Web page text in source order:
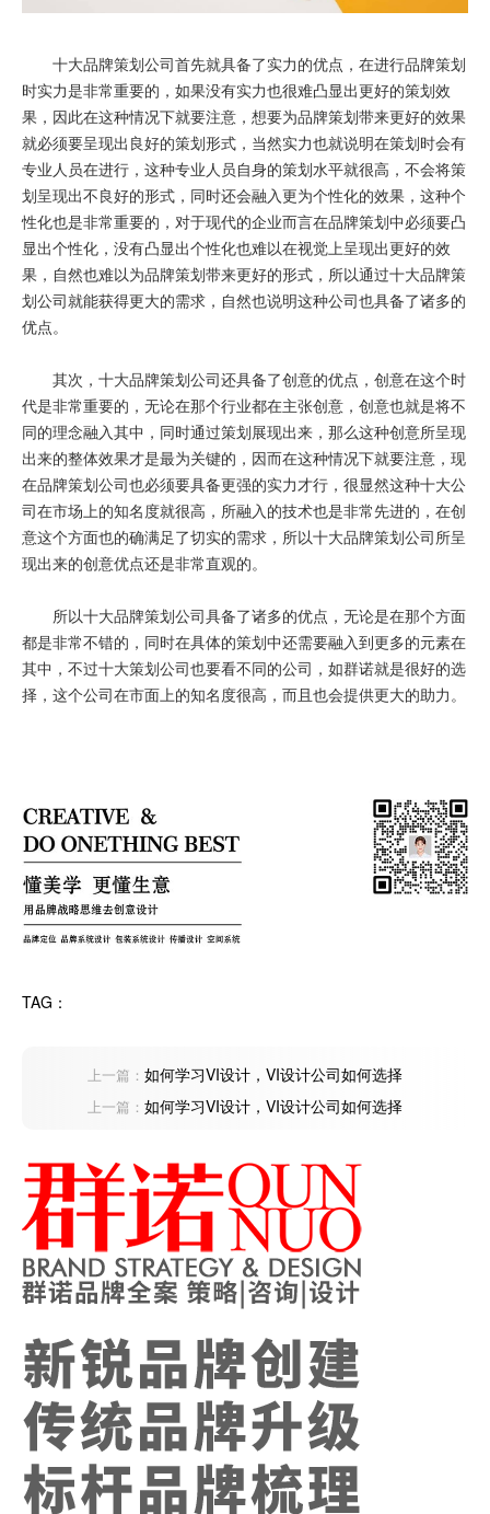
十大品牌策划公司首先就具备了实力的优点，在进行品牌策划
时实力是非常重要的，如果没有实力也很难凸显出更好的策划效
果，因此在这种情况下就要注意，想要为品牌策划带来更好的效果
就必须要呈现出良好的策划形式，当然实力也就说明在策划时会有
专业人员在进行，这种专业人员自身的策划水平就很高，不会将策
划呈现出不良好的形式，同时还会融入更为个性化的效果，这种个
性化也是非常重要的，对于现代的企业而言在品牌策划中必须要凸
显出个性化，没有凸显出个性化也难以在视觉上呈现出更好的效
果，自然也难以为品牌策划带来更好的形式，所以通过十大品牌策
划公司就能获得更大的需求，自然也说明这种公司也具备了诸多的
优点。
其次，十大品牌策划公司还具备了创意的优点，创意在这个时
代是非常重要的，无论在那个行业都在主张创意，创意也就是将不
同的理念融入其中，同时通过策划展现出来，那么这种创意所呈现
出来的整体效果才是最为关键的，因而在这种情况下就要注意，现
在品牌策划公司也必须要具备更强的实力才行，很显然这种十大公
司在市场上的知名度就很高，所融入的技术也是非常先进的，在创
意这个方面也的确满足了切实的需求，所以十大品牌策划公司所呈
现出来的创意优点还是非常直观的。
所以十大品牌策划公司具备了诸多的优点，无论是在那个方面
都是非常不错的，同时在具体的策划中还需要融入到更多的元素在
其中，不过十大策划公司也要看不同的公司，如群诺就是很好的选
择，这个公司在市面上的知名度很高，而且也会提供更大的助力。
TAG：
上一篇： 如何学习VI设计，VI设计公司如何选择
上一篇： 如何学习VI设计，VI设计公司如何选择